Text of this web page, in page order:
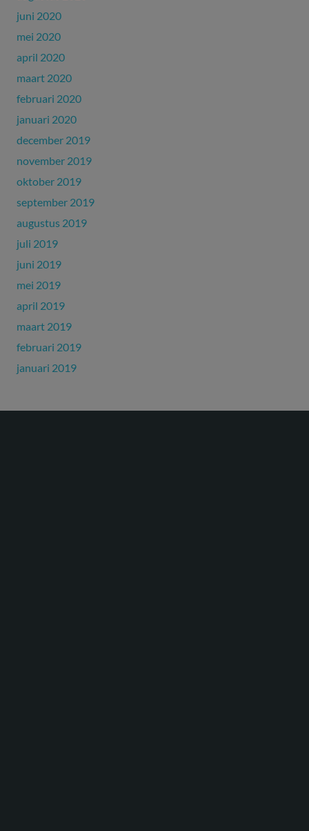
juni 2020
mei 2020
april 2020
maart 2020
februari 2020
januari 2020
december 2019
november 2019
oktober 2019
september 2019
augustus 2019
juli 2019
juni 2019
mei 2019
april 2019
maart 2019
februari 2019
januari 2019